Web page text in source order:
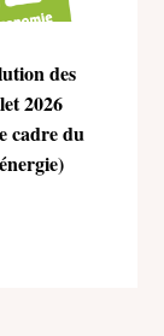
des
2026
cadre du